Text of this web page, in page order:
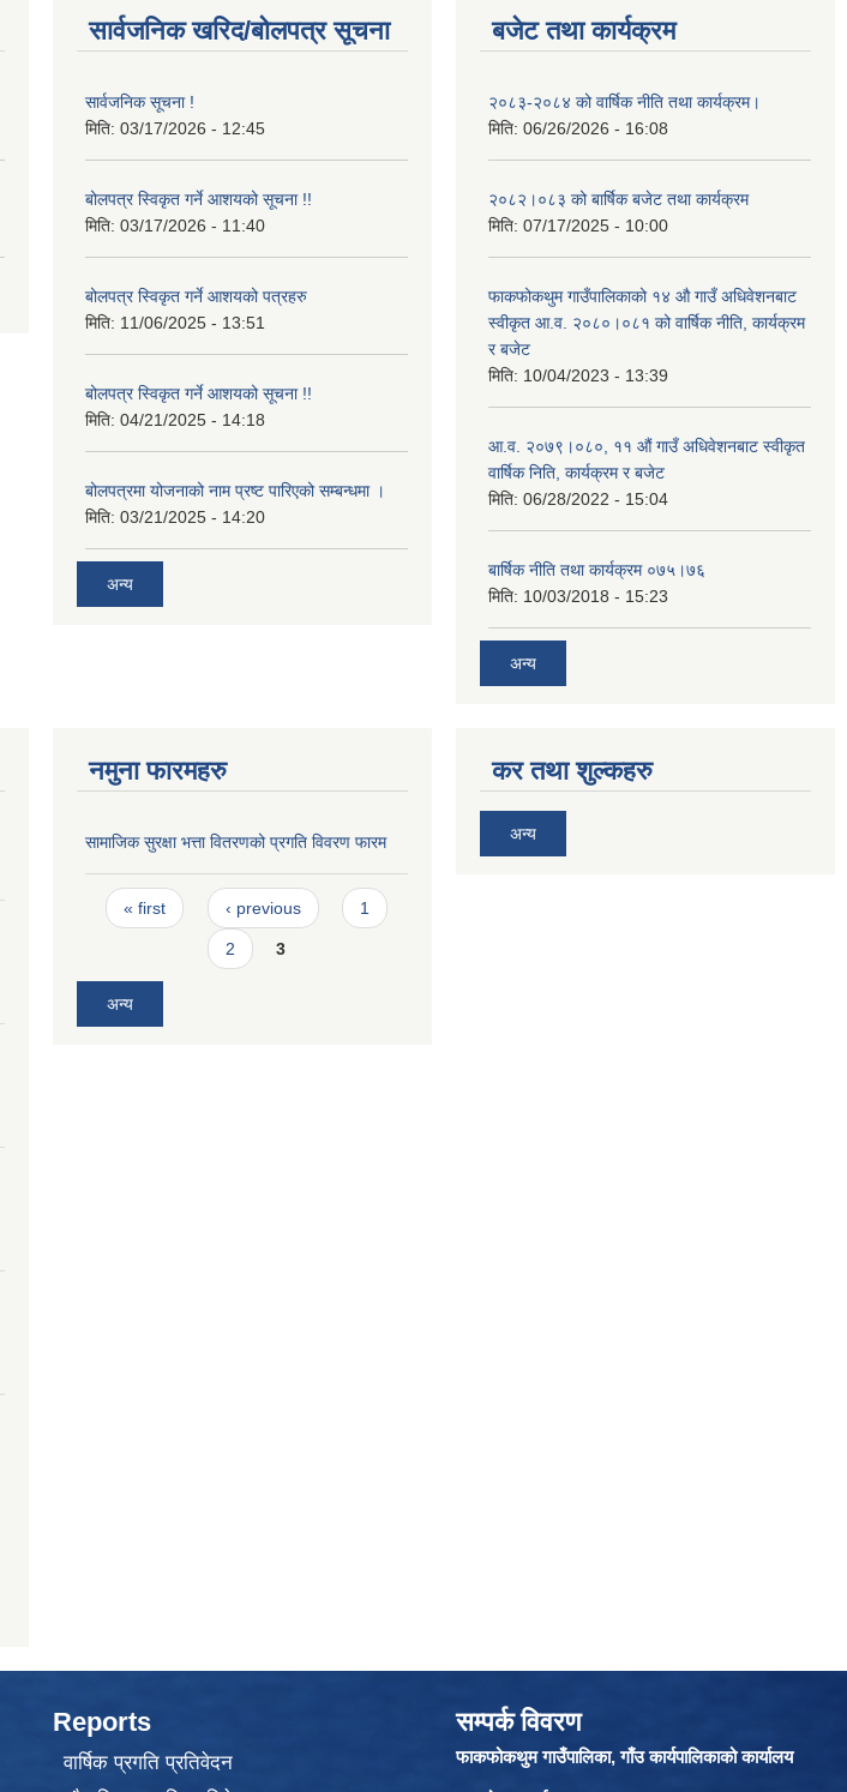
सार्वजनिक खरिद/बोलपत्र सूचना
सार्वजनिक सूचना !
मिति: 03/17/2026 - 12:45
बोलपत्र स्विकृत गर्ने आशयको सूचना !!
मिति: 03/17/2026 - 11:40
बोलपत्र स्विकृत गर्ने आशयको पत्रहरु
मिति: 11/06/2025 - 13:51
बोलपत्र स्विकृत गर्ने आशयको सूचना !!
मिति: 04/21/2025 - 14:18
बोलपत्रमा योजनाको नाम प्रष्ट पारिएको सम्बन्धमा ।
मिति: 03/21/2025 - 14:20
अन्य
बजेट तथा कार्यक्रम
२०८३-२०८४ को वार्षिक नीति तथा कार्यक्रम।
मिति: 06/26/2026 - 16:08
२०८२।०८३ को बार्षिक बजेट तथा कार्यक्रम
मिति: 07/17/2025 - 10:00
फाकफोकथुम गाउँपालिकाको १४ औ गाउँ अधिवेशनबाट
स्वीकृत आ.व. २०८०।०८१ को वार्षिक नीति, कार्यक्रम
र बजेट
मिति: 10/04/2023 - 13:39
आ.व. २०७९।०८०, ११ औं गाउँ अधिवेशनबाट स्वीकृत
वार्षिक निति, कार्यक्रम र बजेट
मिति: 06/28/2022 - 15:04
बार्षिक नीति तथा कार्यक्रम ०७५।७६
मिति: 10/03/2018 - 15:23
अन्य
नमुना फारमहरु
सामाजिक सुरक्षा भत्ता वितरणको प्रगति विवरण फारम
Pages
« first ‹ previous 1
2 3
अन्य
कर तथा शुल्कहरु
अन्य
Reports
वार्षिक प्रगति प्रतिवेदन
सम्पर्क विवरण
फाकफोकथुम गाउँपालिका, गाँउ कार्यपालिकाको कार्यालय